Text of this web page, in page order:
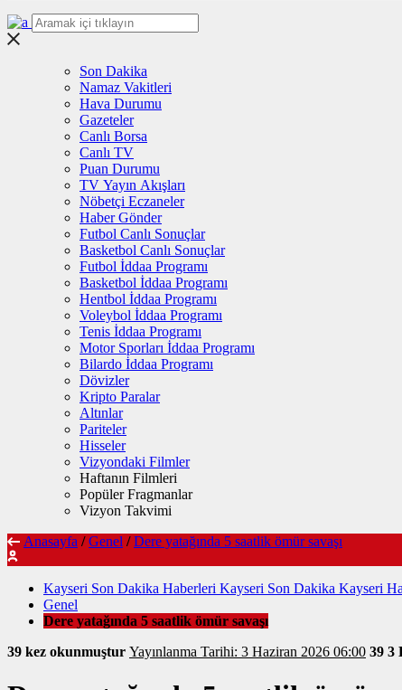
Son Dakika
Namaz Vakitleri
Hava Durumu
Gazeteler
Canlı Borsa
Canlı TV
Puan Durumu
TV Yayın Akışları
Nöbetçi Eczaneler
Haber Gönder
Futbol Canlı Sonuçlar
Basketbol Canlı Sonuçlar
Futbol İddaa Programı
Basketbol İddaa Programı
Hentbol İddaa Programı
Voleybol İddaa Programı
Tenis İddaa Programı
Motor Sporları İddaa Programı
Bilardo İddaa Programı
Dövizler
Kripto Paralar
Altınlar
Pariteler
Hisseler
Vizyondaki Filmler
Haftanın Filmleri
Popüler Fragmanlar
Vizyon Takvimi
Anasayfa / Genel / Dere yatağında 5 saatlik ömür savaşı
Kayseri Son Dakika Haberleri Kayseri Son Dakika Kayseri
Genel
Dere yatağında 5 saatlik ömür savaşı
39 kez okunmuştur
Yayınlanma Tarihi: 3 Haziran 2026 06:00 39 3